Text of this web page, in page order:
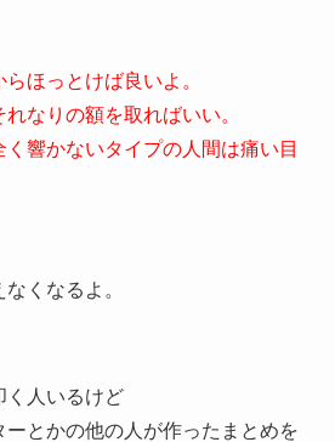
ほっとけば良いよ。
なりの額を取ればいい。
響かないタイプの人間は痛い目
くなるよ。
く人いるけど
とかの他の人が作ったまとめを